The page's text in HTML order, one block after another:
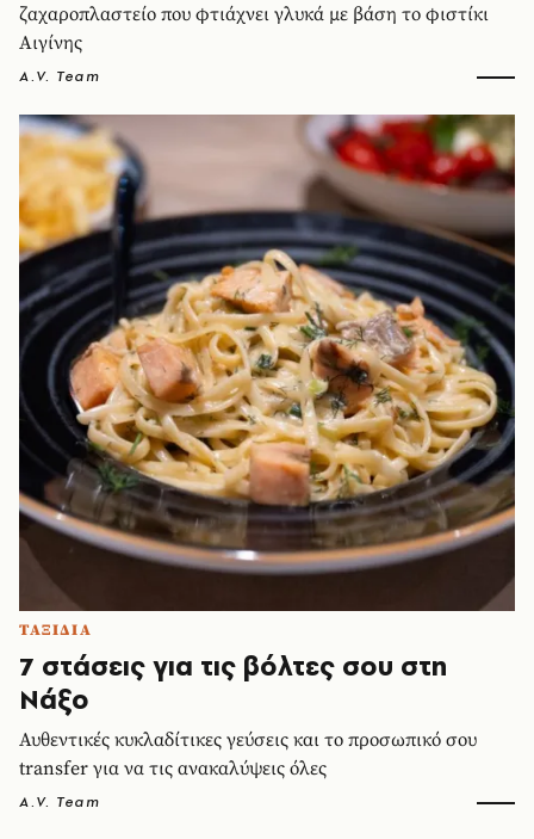
ζαχαροπλαστείο που φτιάχνει γλυκά με βάση το φιστίκι
Αιγίνης
A.V. Team
ΤΑΞΙΔΙΑ
7 στάσεις για τις βόλτες σου στη
Νάξο
Αυθεντικές κυκλαδίτικες γεύσεις και το προσωπικό σου
transfer για να τις ανακαλύψεις όλες
A.V. Team